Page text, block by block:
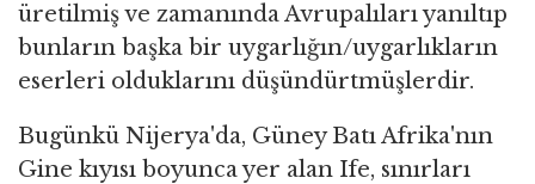
üretilmiş ve zamanında Avrupalıları yanıltıp
bunların başka bir uygarlığın/uygarlıkların
eserleri olduklarını düşündürtmüşlerdir.
Bugünkü Nijerya'da, Güney Batı Afrika'nın
Gine kıyısı boyunca yer alan Ife, sınırları